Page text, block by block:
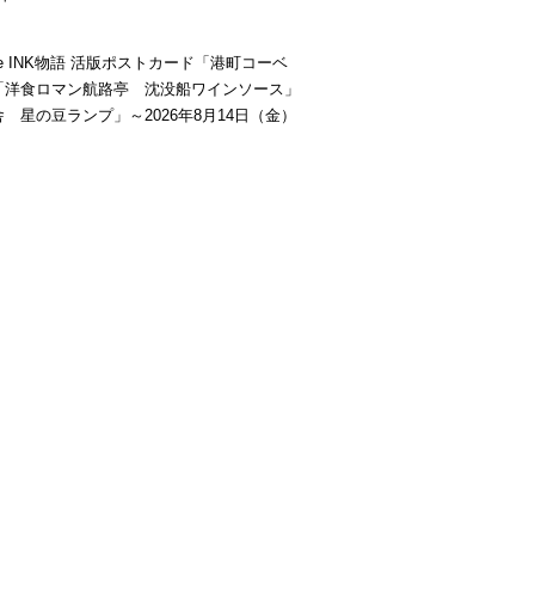
INK物語 活版ポストカード「港町コーベ
洋食ロマン航路亭 沈没船ワインソース」
星の豆ランプ」～2026年8月14日（金）